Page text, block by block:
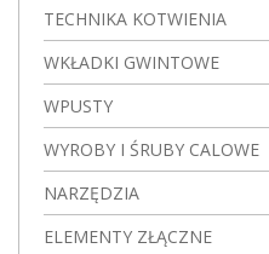
TECHNIKA KOTWIENIA
WKŁADKI GWINTOWE
WPUSTY
WYROBY I ŚRUBY CALOWE
NARZĘDZIA
ELEMENTY ZŁĄCZNE